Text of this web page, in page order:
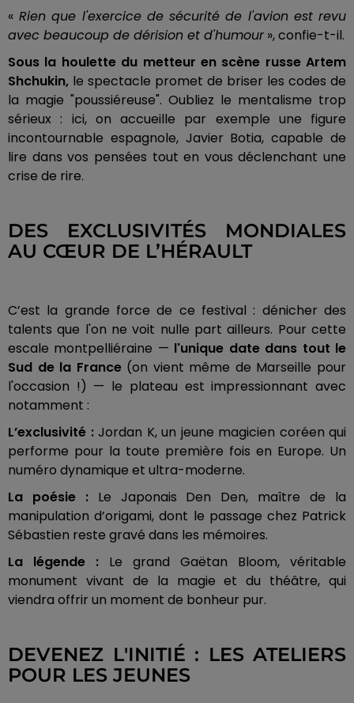
« Rien que l'exercice de sécurité de l'avion est revu
avec beaucoup de dérision et d'humour », confie-t-il.
Sous la houlette du metteur en scène russe Artem
Shchukin, le spectacle promet de briser les codes de
la magie "poussiéreuse". Oubliez le mentalisme trop
sérieux : ici, on accueille par exemple une figure
incontournable espagnole, Javier Botia, capable de
lire dans vos pensées tout en vous déclenchant une
crise de rire.
DES EXCLUSIVITÉS MONDIALES
AU CŒUR DE L’HÉRAULT
C’est la grande force de ce festival : dénicher des
talents que l'on ne voit nulle part ailleurs. Pour cette
escale montpelliéraine — l'unique date dans tout le
Sud de la France(on vient même de Marseille pour
l'occasion !) — le plateau est impressionnant avec
notamment :
L’exclusivité : Jordan K, un jeune magicien coréen qui
performe pour la toute première fois en Europe. Un
numéro dynamique et ultra-moderne.
La poésie :Le Japonais Den Den, maître de la
manipulation d’origami, dont le passage chez Patrick
Sébastien reste gravé dans les mémoires.
La légende : Le grand Gaëtan Bloom, véritable
monument vivant de la magie et du théâtre, qui
viendra offrir un moment de bonheur pur.
DEVENEZ L'INITIÉ : LES ATELIERS
POUR LES JEUNES